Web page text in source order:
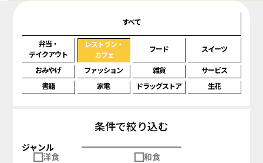
すべて
弁当・
テイクアウト
レストラン・
カフェ
フード スイーツ
おみやげ ファッション 雑貨
サービス
書籍
家電 ドラッグストア 生花
条件で絞り込む
ジャンル
洋食
和食